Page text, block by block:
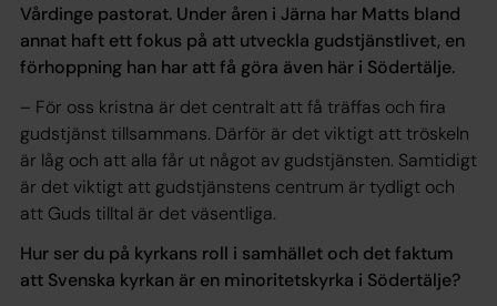
Vårdinge pastorat. Under åren i Järna har Matts bland
annat haft ett fokus på att utveckla gudstjänstlivet, en
förhoppning han har att få göra även här i Södertälje.
– För oss kristna är det centralt att få träffas och fira
gudstjänst tillsammans. Därför är det viktigt att tröskeln
är låg och att alla får ut något av gudstjänsten. Samtidigt
är det viktigt att gudstjänstens centrum är tydligt och
att Guds tilltal är det väsentliga.
Hur ser du på kyrkans roll i samhället och det faktum
att Svenska kyrkan är en minoritetskyrka i Södertälje?